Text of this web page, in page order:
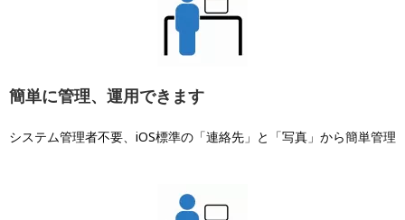
簡単に管理、運用できます
システム管理者不要、iOS標準の「連絡先」と「写真」から簡単管理